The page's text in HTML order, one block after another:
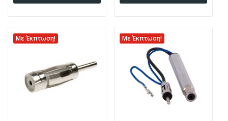
Με Έκπτωση! Με Έκπτωση!